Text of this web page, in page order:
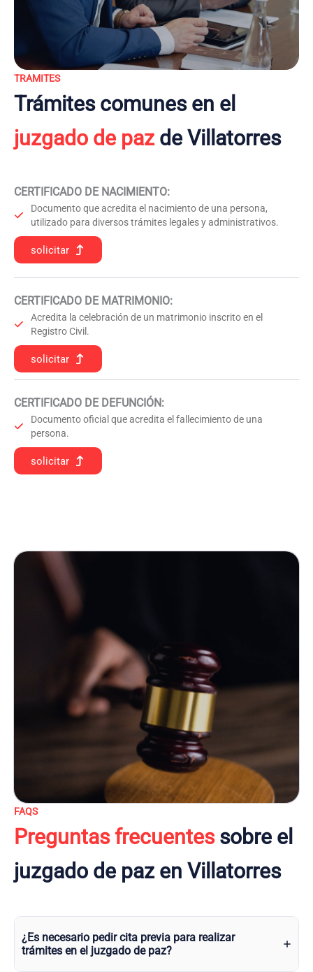
TRAMITES
Trámites comunes en el
juzgado de pazde Villatorres
CERTIFICADO DE NACIMIENTO:
Documento que acredita el nacimiento de una persona,
utilizado para diversos trámites legales y administrativos.
solicitar
CERTIFICADO DE MATRIMONIO:
Acredita la celebración de un matrimonio inscrito en el
Registro Civil.
solicitar
CERTIFICADO DE DEFUNCIÓN:
Documento oficial que acredita el fallecimiento de una
persona.
solicitar
FAQS
Preguntas frecuentessobre el
juzgado de paz en Villatorres
¿Es necesario pedir cita previa para realizar
trámites en el juzgado de paz?